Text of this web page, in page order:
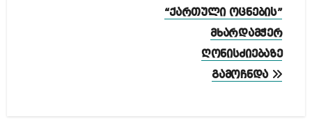
“ქართული ოცნების”
მხარდამჭერ
ღონისძიებაზე
გამოჩნდა